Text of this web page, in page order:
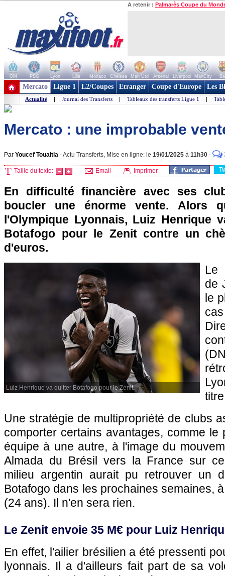
A retenir : Palmarès Coupe du
OM PSG Lyon Lille Monaco Chelsea Man Utd Arsenal Liverpool ManCity
+ de clubs
Mercato Ligue 1 L2/Coupes Etranger Coupe d'Europe Les
Actualité | Journal des Transferts | Tableaux des transferts Ligue 1 |
Mercato : une improbable
Par Youcef Touaitia -Actu Transferts, Mise en ligne: le 19/01/2025 à 11h30 -
Taille du texte: Email Imprimer
En difficulté financière avec ses
boucler une énorme vente. Alors
l'Olympique Lyonnais, Luiz Henrique
Botafogo pour le Zenit contre un
d'euros.
Luiz Henrique va quitter Botafogo pour le Zenit.
Le
de
le
Une stratégie de multipropriété de clubs
comporter certains avantages, comme le
équipe à une autre, à l'image du
Almada du Brésil vers la France sur
milieu argentin aurait pu retrouver un
Botafogo dans les prochaines semaines,
(24 ans). Il n'en sera rien.
Le Zenit envoie 35 M€ pour Luiz
En effet, l'ailier brésilien a été pressenti
lyonnais. Il a d'ailleurs fait part de sa